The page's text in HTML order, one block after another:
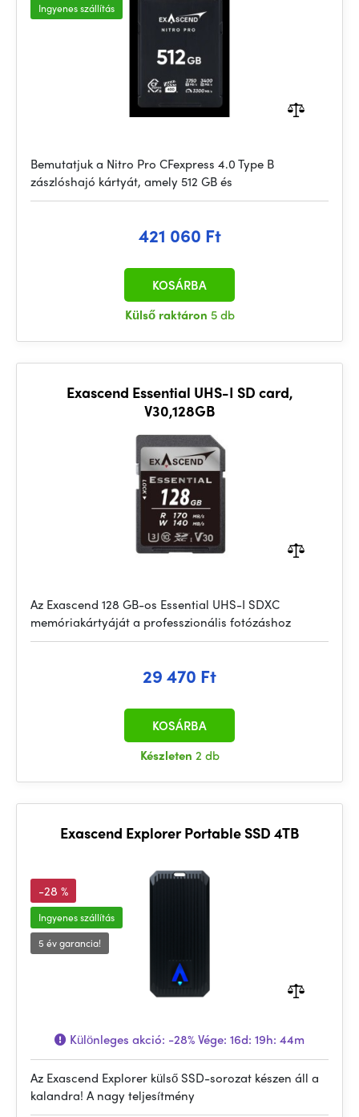
Ingyenes szállítás
Bemutatjuk a Nitro Pro CFexpress 4.0 Type B
zászlóshajó kártyát, amely 512 GB és
421 060 Ft
Külső raktáron 5 db
KOSÁRBA
Exascend Essential UHS-I SD card,
V30,128GB
Az Exascend 128 GB-os Essential UHS-I SDXC
memóriakártyáját a professzionális fotózáshoz
29 470 Ft
Készleten 2 db
KOSÁRBA
Exascend Explorer Portable SSD 4TB
-28 %
Ingyenes szállítás
5 év garancia!
Különleges akció: -28%Vége: 16d: 19h: 44m
Az Exascend Explorer külső SSD-sorozat készen áll a
kalandra! A nagy teljesítmény